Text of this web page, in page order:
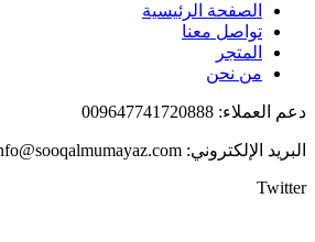
الصفحة الرئيسية
تواصل معنا
المتجر
من نحن
دعم العملاء: 009647741720888
البريد الإلكتروني: info@sooqalmumayaz.com
Twitter